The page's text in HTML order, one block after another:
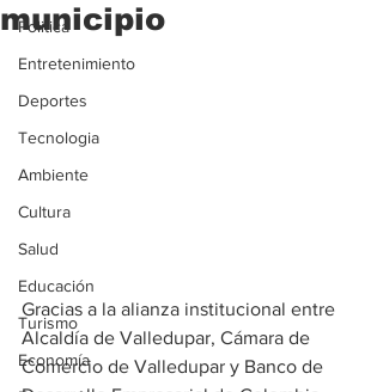
Politica
Entretenimiento
Deportes
Tecnologia
Ambiente
Cultura
Salud
Educación
Turismo
Economía
municipio
Gracias a la alianza institucional entre
Alcaldía de Valledupar, Cámara de
Comercio de Valledupar y Banco de